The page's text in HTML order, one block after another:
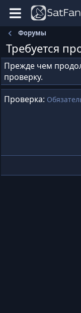
Форумы
Требуется
Прежде чем
проверку.
Проверка